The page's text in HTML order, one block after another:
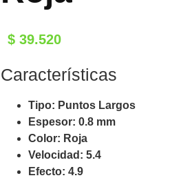
$ 39.520
Características
Tipo: Puntos Largos
Espesor: 0.8 mm
Color: Roja
Velocidad: 5.4
Efecto: 4.9